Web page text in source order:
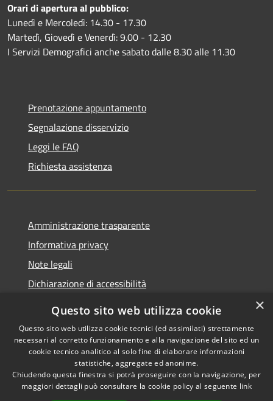
Orari di apertura al pubblico:
Lunedì e Mercoledì: 14.30 - 17.30
Martedì, Giovedì e Venerdì: 9.00 - 12.30
I Servizi Demografici anche sabato dalle 8.30 alle 11.30
Prenotazione appuntamento
Segnalazione disservizio
Leggi le FAQ
Richiesta assistenza
Amministrazione trasparente
Informativa privacy
Note legali
Dichiarazione di accessibilità
RSS
Privacy
Cookie
Copyright © 2026 • Comune di
Nova Milanese • Powered by
Municipium•Accesso
redazione
×
Questo sito web utilizza cookie
Questo sito web utilizza cookie tecnici (ed assimilati) strettamente
necessari al corretto funzionamento e alla navigazione del sito ed un
cookie tecnico analitico al solo fine di elaborare informazioni
statistiche, aggregate ed anonime.
Chiudendo questa finestra si potrà proseguire con la navigazione, per
maggiori dettagli può consultare la cookie policy al seguente link